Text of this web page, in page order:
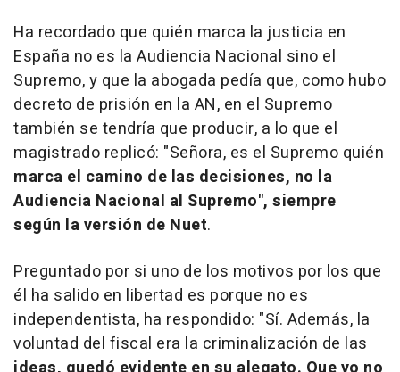
Ha recordado que quién marca la justicia en
España no es la Audiencia Nacional sino el
Supremo, y que la abogada pedía que, como hubo
decreto de prisión en la AN, en el Supremo
también se tendría que producir, a lo que el
magistrado replicó: "Señora, es el Supremo quién
marca el camino de las decisiones, no la
Audiencia Nacional al Supremo", siempre
según la versión de Nuet.
Preguntado por si uno de los motivos por los que
él ha salido en libertad es porque no es
independentista, ha respondido: "Sí. Además, la
voluntad del fiscal era la criminalización de las